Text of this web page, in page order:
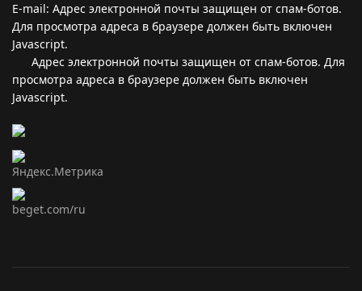
E-mail: Адрес электронной почты защищен от спам-ботов.
Для просмотра адреса в браузере должен быть включен
Javascript.
Адрес электронной почты защищен от спам-ботов. Для
просмотра адреса в браузере должен быть включен
Javascript.